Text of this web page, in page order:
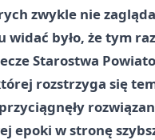
zwykle nie
widać było, że tym
Starostwa
rozstrzyga się
epoki w stronę